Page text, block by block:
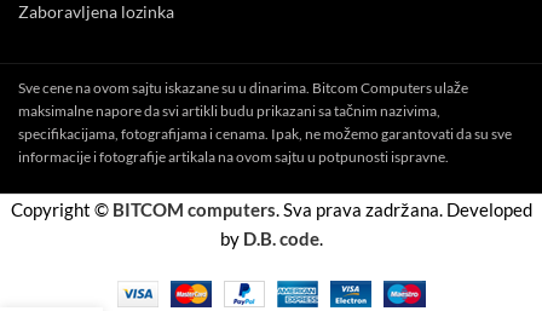
Zaboravljena lozinka
Sve cene na ovom sajtu iskazane su u dinarima. Bitcom Computers ulaže
maksimalne napore da svi artikli budu prikazani sa tačnim nazivima,
specifikacijama, fotografijama i cenama. Ipak, ne možemo garantovati da su sve
informacije i fotografije artikala na ovom sajtu u potpunosti ispravne.
Copyright © BITCOM computers. Sva prava zadržana. Developed
by D.B. code.